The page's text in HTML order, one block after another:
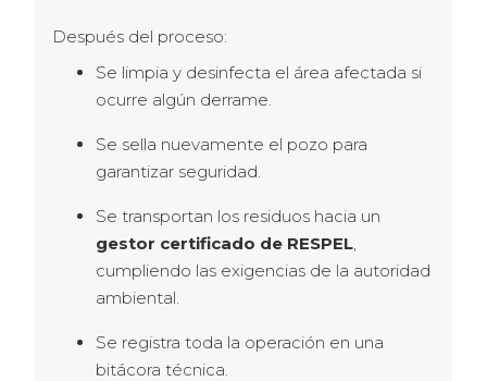
Después del proceso:
Se limpia y desinfecta el área afectada si
ocurre algún derrame.
Se sella nuevamente el pozo para
garantizar seguridad.
Se transportan los residuos hacia un
gestor certificado de RESPEL,
cumpliendo las exigencias de la autoridad
ambiental.
Se registra toda la operación en una
bitácora técnica.